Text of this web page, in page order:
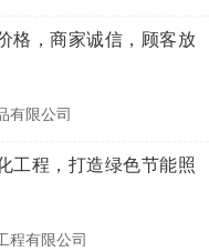
格，商家诚信，顾客放
有限公司
工程，打造绿色节能照
程有限公司